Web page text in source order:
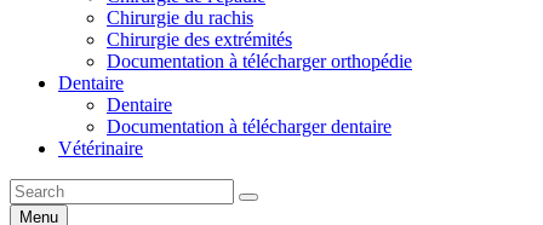
Chirurgie du rachis
Chirurgie des extrémités
Documentation à télécharger orthopédie
Dentaire
Dentaire
Documentation à télécharger dentaire
Vétérinaire
Menu